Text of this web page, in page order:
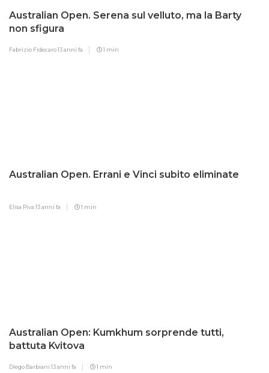
Australian Open. Serena sul velluto, ma la Barty
non sfigura
Fabrizio Fidecaro13 anni fa 1 min
Australian Open. Errani e Vinci subito eliminate
Elisa Piva13 anni fa 1 min
Australian Open: Kumkhum sorprende tutti,
battuta Kvitova
Diego Barbiani13 anni fa 1 min